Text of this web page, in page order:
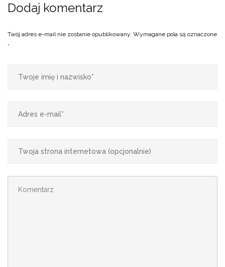
Dodaj komentarz
Twój adres e-mail nie zostanie opublikowany. Wymagane pola są oznaczone
*